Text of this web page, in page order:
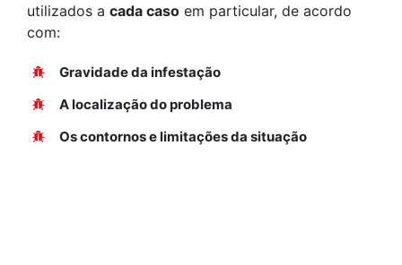
utilizados a cada caso em particular, de acordo
com:
Gravidade da infestação
A localização do problema
Os contornos e limitações da situação